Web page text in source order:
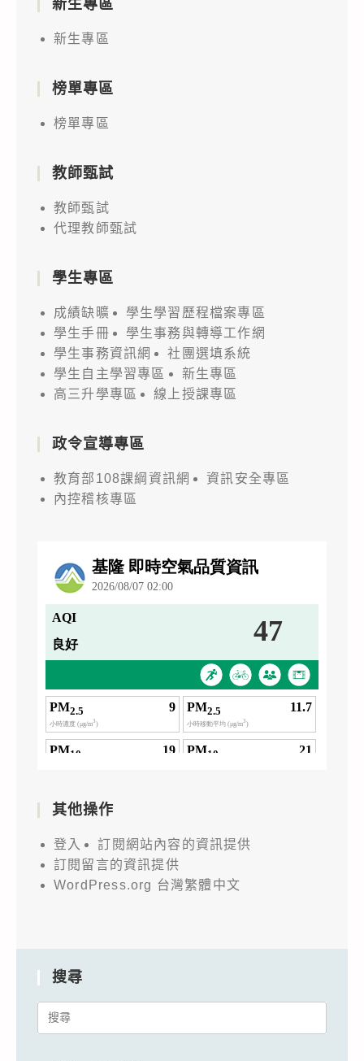
新生專區
新生專區
榜單專區
榜單專區
教師甄試
教師甄試
代理教師甄試
學生專區
成績缺曠
學生學習歷程檔案專區
學生手冊
學生事務與轉導工作網
學生事務資訊網
社團選填系統
學生自主學習專區
新生專區
高三升學專區
線上授課專區
政令宣導專區
教育部108課綱資訊網
資訊安全專區
內控稽核專區
其他操作
登入
訂閱網站內容的資訊提供
訂閱留言的資訊提供
WordPress.org 台灣繁體中文
搜尋
Search